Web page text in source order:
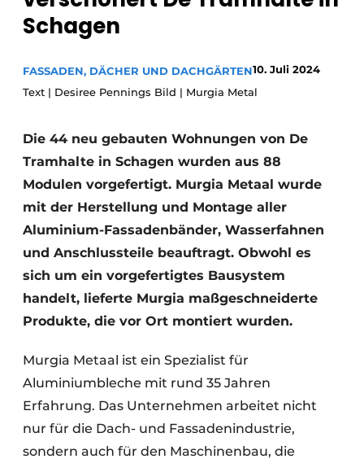
Podcasts
GeschichteMetadaten
Ein Stellenangebot registrieren
Videos
Glas
Schagen
FASSADEN, DÄCHER UND DACHGÄRTEN10. Juli 2024
Text | Desiree Pennings Bild | Murgia Metal
Die 44 neu gebauten Wohnungen von De
Tramhalte in Schagen wurden aus 88
Modulen vorgefertigt. Murgia Metaal wurde
mit der Herstellung und Montage aller
Aluminium-Fassadenbänder, Wasserfahnen
und Anschlussteile beauftragt. Obwohl es
sich um ein vorgefertigtes Bausystem
handelt, lieferte Murgia maßgeschneiderte
Produkte, die vor Ort montiert wurden.
Murgia Metaal ist ein Spezialist für
Aluminiumbleche mit rund 35 Jahren
Erfahrung. Das Unternehmen arbeitet nicht
nur für die Dach- und Fassadenindustrie,
sondern auch für den Maschinenbau, die